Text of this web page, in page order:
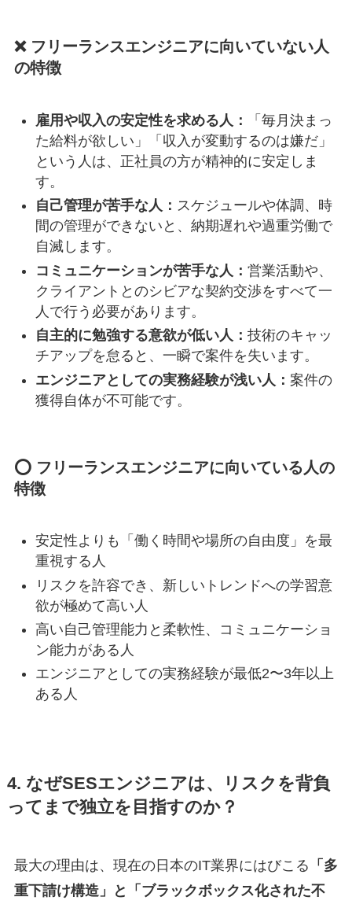
❌ フリーランスエンジニアに向いていない人
の特徴
雇用や収入の安定性を求める人：
「毎月決まっ
た給料が欲しい」「収入が変動するのは嫌だ」
という人は、正社員の方が精神的に安定しま
す。
自己管理が苦手な人： スケジュールや体調、時
間の管理ができないと、納期遅れや過重労働で
自滅します。
コミュニケーションが苦手な人： 営業活動や、
クライアントとのシビアな契約交渉をすべて一
人で行う必要があります。
自主的に勉強する意欲が低い人： 技術のキャッ
チアップを怠ると、一瞬で案件を失います。
エンジニアとしての実務経験が浅い人： 案件の
獲得自体が不可能です。
⭕️ フリーランスエンジニアに向いている人の
特徴
安定性よりも「働く時間や場所の自由度」を最
重視する人
リスクを許容でき、新しいトレンドへの学習意
欲が極めて高い人
高い自己管理能力と柔軟性、コミュニケーショ
ン能力がある人
エンジニアとしての実務経験が最低2〜3年以上
ある人
4. なぜSESエンジニアは、リスクを背負
ってまで独立を目指すのか？
最大の理由は、現在の日本のIT業界にはびこる 「多
重下請け構造」と「ブラックボックス化された不